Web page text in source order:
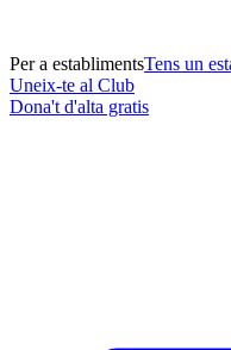
Per a establimentsTens un
Uneix-te al Club
Dona't d'alta gratis